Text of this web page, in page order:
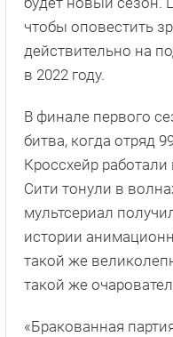
чтобы оповестить
действительно на
в 2022 году.
В финале первого
битва, когда отряд
Кроссхейр
Сити тонули в
мультсериал
истории
такой же
такой же
«Бракованная